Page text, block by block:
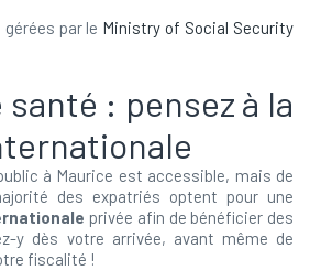
par le Ministry of Social Security
: pensez à la
à Maurice est accessible, mais de
des expatriés optent pour une
privée afin de bénéficier des
y dès votre arrivée, avant même de
fiscalité !